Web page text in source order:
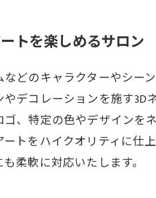
トを楽しめるサロン
どのキャラクターやシー
デコレーションを施す3D
、特定の色やデザインを
トをハイクオリティに仕
柔軟に対応いたします。